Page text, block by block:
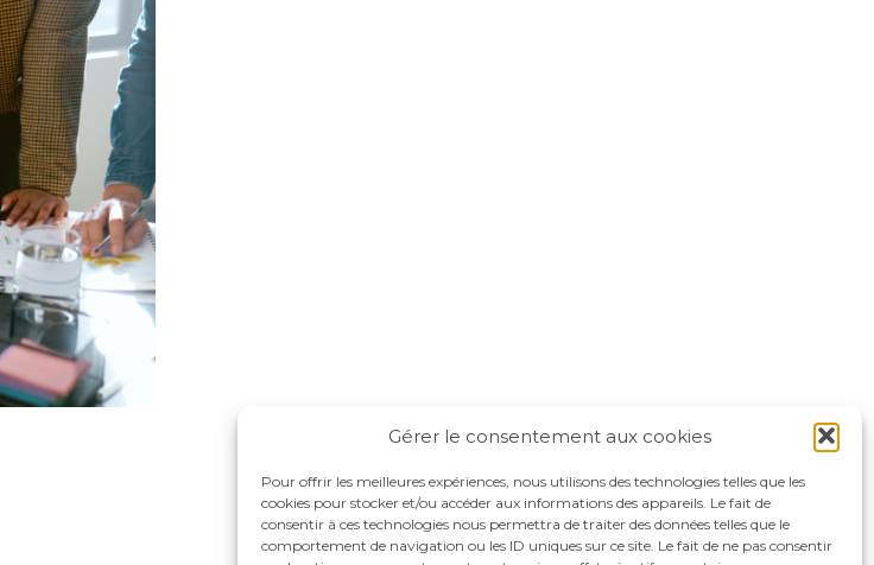
Gérer le consentement aux cookies
Pour offrir les meilleures expériences, nous utilisons des technologies telles que les
cookies pour stocker et/ou accéder aux informations des appareils. Le fait de
consentir à ces technologies nous permettra de traiter des données telles que le
comportement de navigation ou les ID uniques sur ce site. Le fait de ne pas consentir